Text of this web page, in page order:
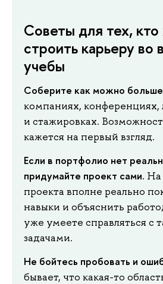
Советы для тех, кто
строить карьеру во
учебы
Соберите как можно
компаниях, конференциях,
и стажировках.
кажется на первый взгляд.
Если в портфолио нет
придумайте проект сами. На
проекта вполне реально
навыки и объяснить
уже умеете справляться с
задачами.
Не бойтесь пробовать и
бывает, что какая-то